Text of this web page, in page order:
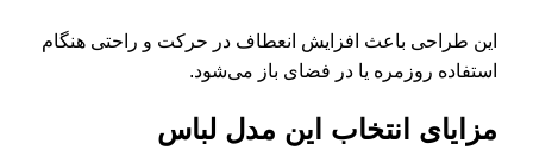
این طراحی باعث افزایش انعطاف در حرکت و راحتی هنگام
استفاده روزمره یا در فضای باز می‌شود.
مزایای انتخاب این مدل لباس